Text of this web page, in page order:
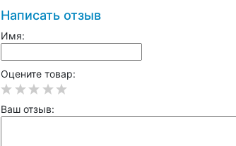
Написать отзыв
Имя:
Оцените товар:
Ваш отзыв: